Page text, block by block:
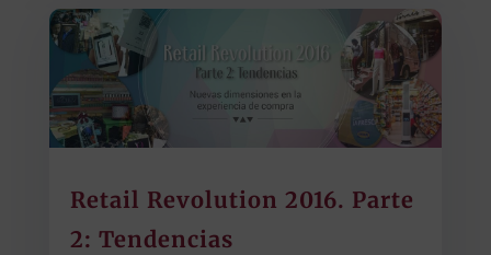
Retail Revolution 2016. Parte
2: Tendencias